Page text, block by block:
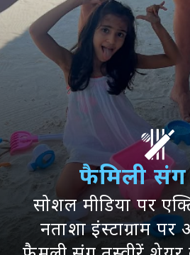
फैमिली संग
सोशल मीडिया पर
नताशा इंस्टाग्राम